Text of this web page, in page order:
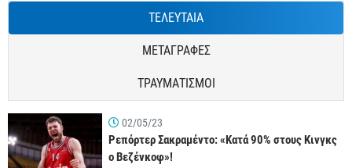
ΤΕΛΕΥΤΑΙΑ
ΜΕΤΑΓΡΑΦΕΣ
ΤΡΑΥΜΑΤΙΣΜΟΙ
02/05/23
Ρεπόρτερ Σακραμέντο: «Κατά 90% στους Κινγκς
ο Βεζένκοφ»!